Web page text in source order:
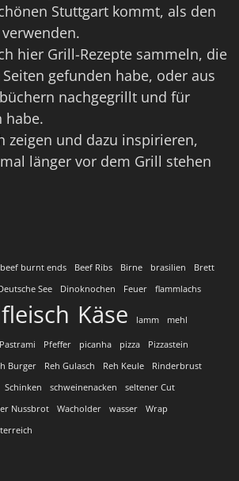
Stuttgart kommt, als den
hier Grill-Rezepte sammeln, die
gefunden habe, oder aus
nachgegrillt und für
habe.
zeigen und dazu inspirieren,
länger vor dem Grill stehen
beef burnt ends Beef Ribs Birne brasilien
Brett
See Dinoknochen Feuer flammlachs
Käse lamm mehl
Pastrami Pfeffer picanha pizza
Pizzastein
Burger Reh Gulasch Reh Keule
Rinderbrust
Schinken schweinenacken
seltener Cut
Nussbrot Wacholder wasser
Wrap